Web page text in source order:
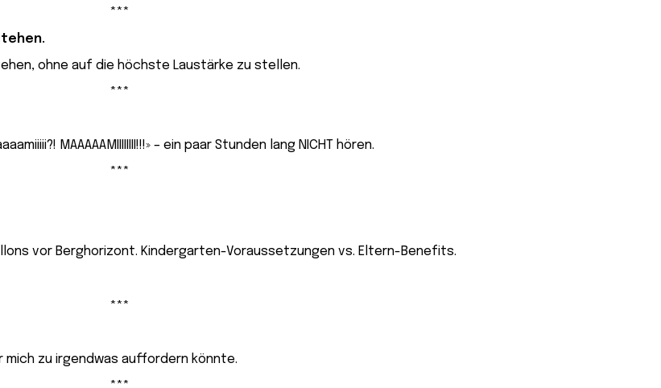
***
ohne auf die höchste Laustärke zu stellen.
***
MAAAAAMIIIIIIII!!!» – ein paar Stunden lang NICHT hören.
***
***
mich zu irgendwas auffordern könnte.